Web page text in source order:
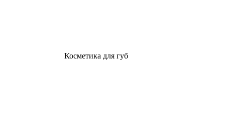
Косметика для губ